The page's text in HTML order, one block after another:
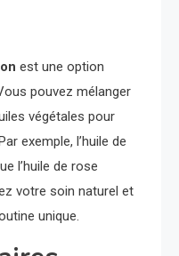
est une option
pouvez mélanger
végétales pour
exemple, l’huile de
l’huile de rose
votre soin naturel et
unique.